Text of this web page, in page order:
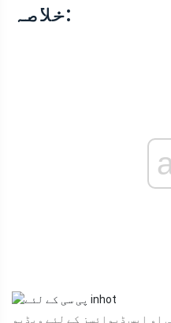
خلاصہ:
او ایس ڈیوائسز کے لئے ویڈیو